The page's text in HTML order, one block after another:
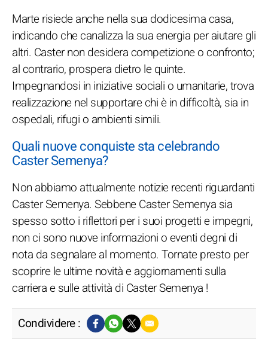
Marte risiede anche nella sua dodicesima casa,
indicando che canalizza la sua energia per aiutare gli
altri. Caster non desidera competizione o confronto;
al contrario, prospera dietro le quinte.
Impegnandosi in iniziative sociali o umanitarie, trova
realizzazione nel supportare chi è in difficoltà, sia in
ospedali, rifugi o ambienti simili.
Quali nuove conquiste sta celebrando
Caster Semenya?
Non abbiamo attualmente notizie recenti riguardanti
Caster Semenya. Sebbene Caster Semenya sia
spesso sotto i riflettori per i suoi progetti e impegni,
non ci sono nuove informazioni o eventi degni di
nota da segnalare al momento. Tornate presto per
scoprire le ultime novità e aggiornamenti sulla
carriera e sulle attività di Caster Semenya !
Condividere :